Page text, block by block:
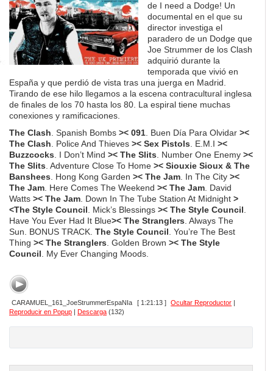
de I need a Dodge! Un
documental en el que su
director investiga el
paradero de un Dodge que
Joe Strummer de los Clash
adquirió durante la
temporada que vivió en
España y que perdió de vista tras una juerga en Madrid.
Tirando de ese hilo llegamos a la escena contracultural inglesa
de finales de los 70 hasta los 80. La espiral tiene muchas
conexiones y ramificaciones.
The Clash . Spanish Bombs >< 091 . Buen Día Para Olvidar ><
The Clash . Police And Thieves >< Sex Pistols . E.M.I ><
Buzzcocks . I Don’t Mind >< The Slits . Number One Enemy ><
The Slits . Adventure Close To Home >< Siouxie Sioux & The
Banshees . Hong Kong Garden >< The Jam . In The City ><
The Jam . Here Comes The Weekend >< The Jam . David
Watts >< The Jam . Down In The Tube Station At Midnight >
<The Style Council . Mick’s Blessings >< The Style Council
Have You Ever Had It Blue>< The Stranglers . Always The
Sun. BONUS TRACK. The Style Council . You’re The Best
Thing >< The Stranglers . Golden Brown >< The Style
Council . My Ever Changing Moods.
CARAMUEL_161_JoeStrummerEspaNIa [ 1:21:13 ] Ocultar Reproductor |
Reproducir en Popup | Descarga (132)